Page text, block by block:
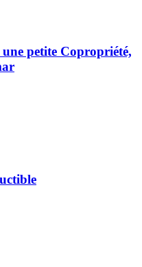
petite Copropriété,